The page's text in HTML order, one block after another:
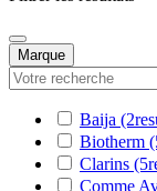
Marque
Baija (2
Biotherm
Clarins (5
Comme